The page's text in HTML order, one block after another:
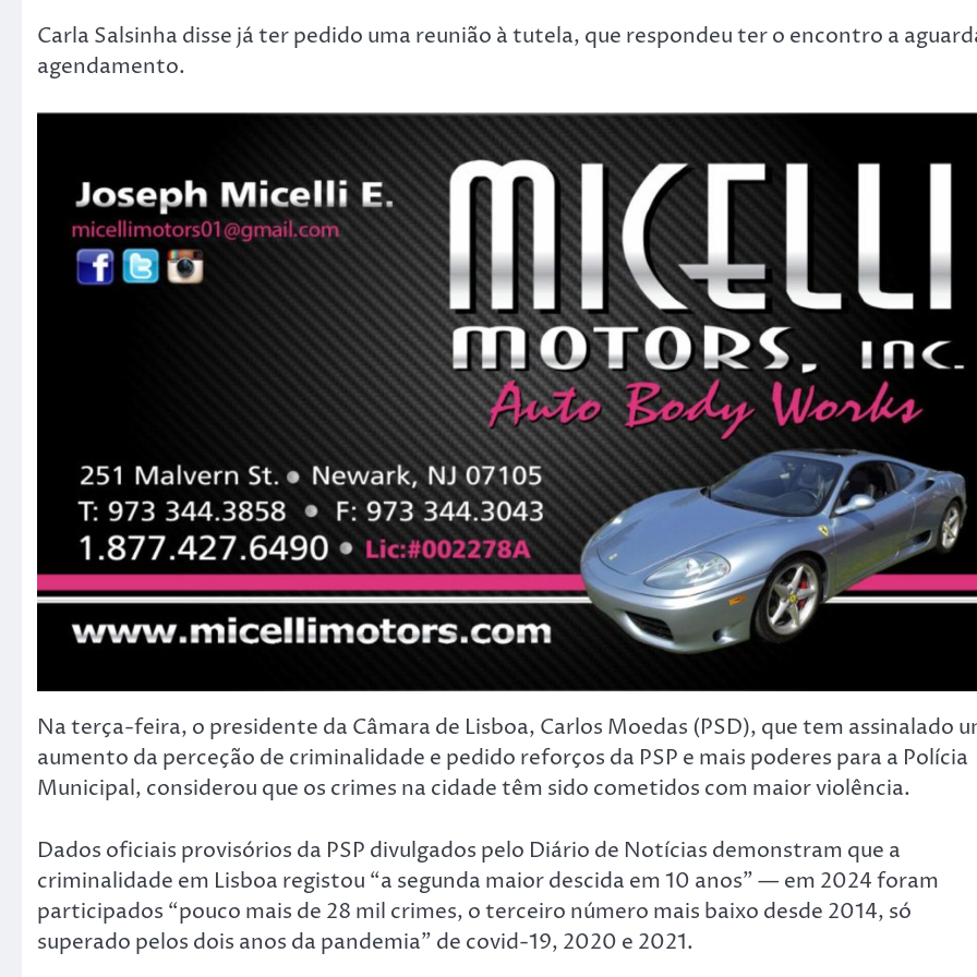
Carla Salsinha disse já ter pedido uma reunião à tutela, que respondeu ter o encontro a
agendamento.
Na terça-feira, o presidente da Câmara de Lisboa, Carlos Moedas (PSD), que tem assinalado
aumento da perceção de criminalidade e pedido reforços da PSP e mais poderes para a Polícia
Municipal, considerou que os crimes na cidade têm sido cometidos com maior violência.
Dados oficiais provisórios da PSP divulgados pelo Diário de Notícias demonstram que a
criminalidade em Lisboa registou “a segunda maior descida em 10 anos” — em 2024 foram
participados “pouco mais de 28 mil crimes, o terceiro número mais baixo desde 2014, só
superado pelos dois anos da pandemia” de covid-19, 2020 e 2021.